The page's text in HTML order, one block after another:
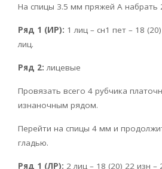
На спицы 3.5 мм пряжей А набрать
Ряд 1 (ИР): 1 лиц – сн1 пет – 18
лиц.
Ряд 2: лицевые
Провязать всего 4 рубчика
изнаночным рядом.
Перейти на спицы 4 мм и
гладью.
Ряд 1 (ЛР): 2 лиц – 18 (20) 22 изн –